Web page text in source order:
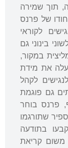
תוך שמירה
של פרנס
לקוראי
בינוני גם
במקור,
את מידת
לקהל
גם פוגמת
פרנס בוחר
שתורגמו
בתודעה
קריאת